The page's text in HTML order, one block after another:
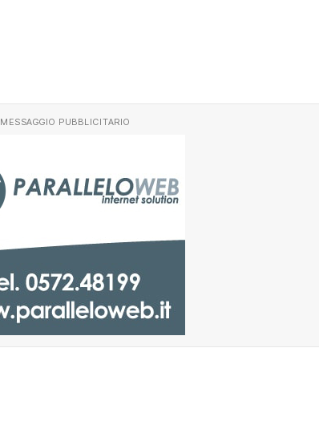
MESSAGGIO PUBBLICITARIO